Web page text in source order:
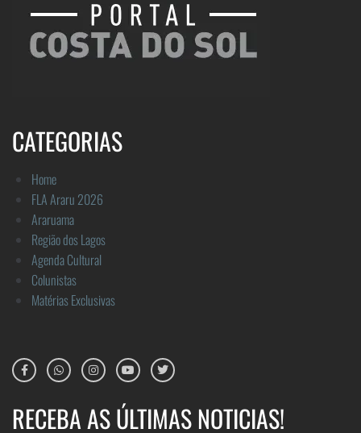
CATEGORIAS
Home
FLA Araru 2026
Araruama
Região dos Lagos
Agenda Cultural
Colunistas
Matérias Exclusivas
RECEBA AS ÚLTIMAS NOTICIAS!